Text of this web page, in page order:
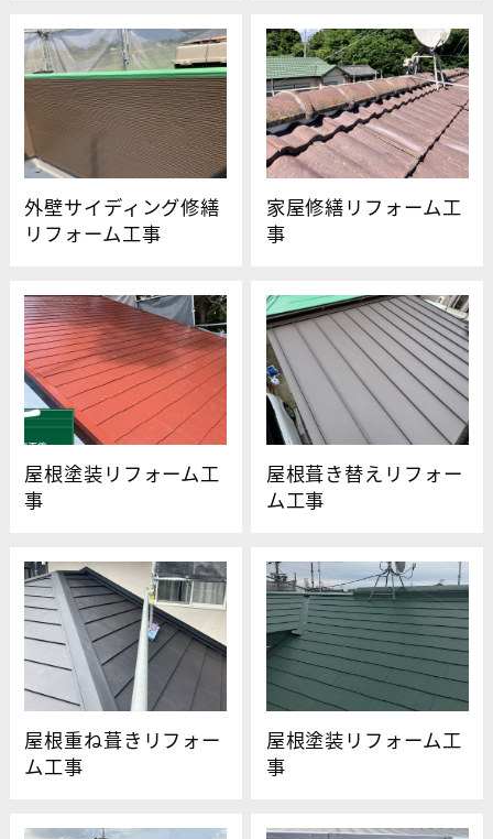
外壁サイディング修繕
リフォーム工事
家屋修繕リフォーム工
事
屋根塗装リフォーム工
事
屋根葺き替えリフォー
ム工事
屋根重ね葺きリフォー
ム工事
屋根塗装リフォーム工
事